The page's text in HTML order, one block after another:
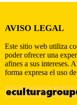
AVISO LEGAL
Este sitio web utiliza
poder ofrecer una
afines a sus intereses.
forma expresa el uso